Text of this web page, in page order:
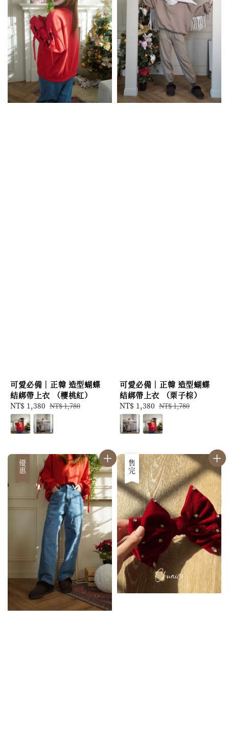
可愛必備｜正韓 造型蝴蝶
結綁帶上衣 （櫻桃紅）
Sale
price
NT$ 1,380 Regular
price
NT$ 1,780
可愛必備｜正韓 造型蝴蝶
結綁帶上衣 （栗子棕）
Sale
price
NT$ 1,380 Regular
price
NT$ 1,780
優惠 優惠
售完